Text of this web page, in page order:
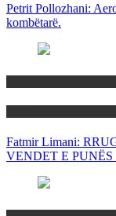
Petrit Pollozhani:
kombëtarë.
Fatmir Limani:
VENDET E